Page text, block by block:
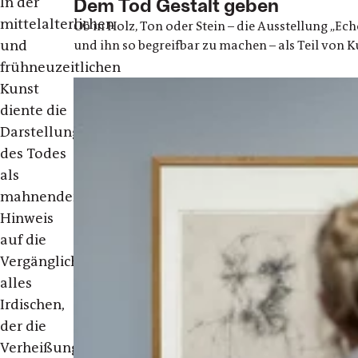
mittelalterlichen
und
frühneuzeitlichen
Kunst
diente die
Darstellung
des Todes
als
mahnender
Hinweis
auf die
Vergänglichkeit
alles
Irdischen,
der die
Verheißung
Ob in Holz, Ton oder Stein – die Ausstellung
und ihn so begreifbar zu machen – als Teil von